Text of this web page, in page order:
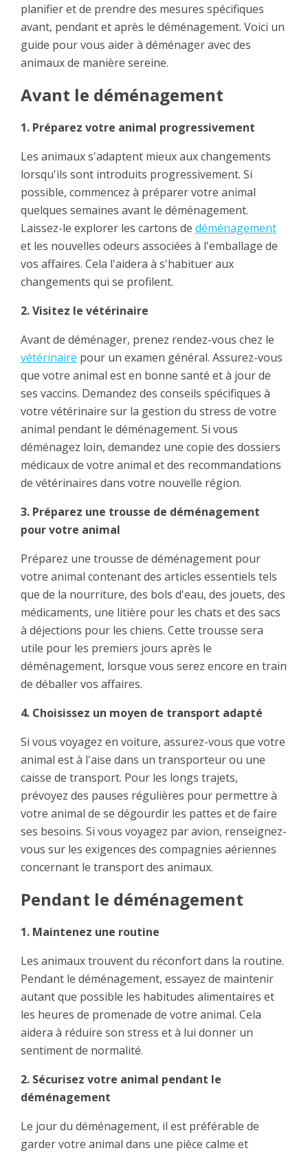
planifier et de prendre des mesures spécifiques
avant, pendant et après le déménagement. Voici un
guide pour vous aider à déménager avec des
animaux de manière sereine.
Avant le déménagement
1. Préparez votre animal progressivement
Les animaux s'adaptent mieux aux changements
lorsqu'ils sont introduits progressivement. Si
possible, commencez à préparer votre animal
quelques semaines avant le déménagement.
Laissez-le explorer les cartons de déménagement
et les nouvelles odeurs associées à l'emballage de
vos affaires. Cela l'aidera à s'habituer aux
changements qui se profilent.
2. Visitez le vétérinaire
Avant de déménager, prenez rendez-vous chez le
vétérinaire pour un examen général. Assurez-vous
que votre animal est en bonne santé et à jour de
ses vaccins. Demandez des conseils spécifiques à
votre vétérinaire sur la gestion du stress de votre
animal pendant le déménagement. Si vous
déménagez loin, demandez une copie des dossiers
médicaux de votre animal et des recommandations
de vétérinaires dans votre nouvelle région.
3. Préparez une trousse de déménagement
pour votre animal
Préparez une trousse de déménagement pour
votre animal contenant des articles essentiels tels
que de la nourriture, des bols d'eau, des jouets, des
médicaments, une litière pour les chats et des sacs
à déjections pour les chiens. Cette trousse sera
utile pour les premiers jours après le
déménagement, lorsque vous serez encore en train
de déballer vos affaires.
4. Choisissez un moyen de transport adapté
Si vous voyagez en voiture, assurez-vous que votre
animal est à l'aise dans un transporteur ou une
caisse de transport. Pour les longs trajets,
prévoyez des pauses régulières pour permettre à
votre animal de se dégourdir les pattes et de faire
ses besoins. Si vous voyagez par avion, renseignez-
vous sur les exigences des compagnies aériennes
concernant le transport des animaux.
Pendant le déménagement
1. Maintenez une routine
Les animaux trouvent du réconfort dans la routine.
Pendant le déménagement, essayez de maintenir
autant que possible les habitudes alimentaires et
les heures de promenade de votre animal. Cela
aidera à réduire son stress et à lui donner un
sentiment de normalité.
2. Sécurisez votre animal pendant le
déménagement
Le jour du déménagement, il est préférable de
garder votre animal dans une pièce calme et